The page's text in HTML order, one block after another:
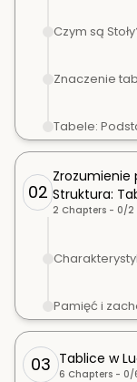
Czym są
Znaczenie
Tabele:
02
Zrozumienie
Struktura:
2 Chapters - 0/2
Pamięć i
03 Tablice w
6 Chapters - 0/